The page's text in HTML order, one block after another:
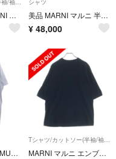
Tシャツ/カットソー(半袖/袖なし)
新品 46 24ss MARNI 胸ミニロゴ Tシャツ ネイビー 16085
シャツ
美品 MARNI マルニ 半袖 トロピカルウールシャツ オープンカラーシャツ ボーリングシャツ Mサイズ ブルー
¥ 48,000
マルニ MARNI HUMU0170P0 S22763 Tシャツ MARNI マルニ エンブロイダリー クルーネック 半袖Tシャツカットソー ブラック HUMU0255S1